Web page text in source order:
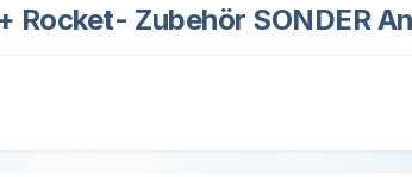
Rocket- Zubehör SONDER